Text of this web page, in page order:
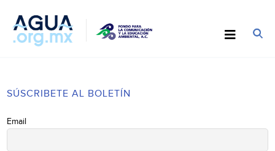
SÚSCRIBETE AL BOLETÍN
Email